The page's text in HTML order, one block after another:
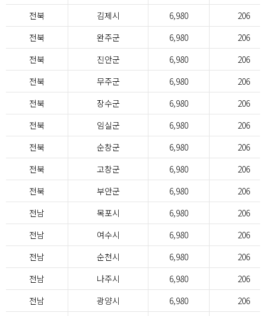
전북
김제시 6,980
206
전북
완주군 6,980
206
전북
진안군 6,980
206
전북
무주군 6,980
206
전북
장수군 6,980
206
전북
임실군 6,980
206
전북
순창군 6,980
206
전북
고창군 6,980
206
전북
부안군 6,980
206
전남
목포시 6,980
206
전남
여수시 6,980
206
전남
순천시 6,980
206
전남
나주시 6,980
206
전남
광양시 6,980
206